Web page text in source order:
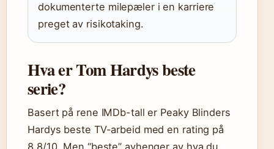
dokumenterte milepæler i en karriere
preget av risikotaking.
Hva er Tom Hardys beste
serie?
Basert på rene IMDb-tall er Peaky Blinders
Hardys beste TV-arbeid med en rating på